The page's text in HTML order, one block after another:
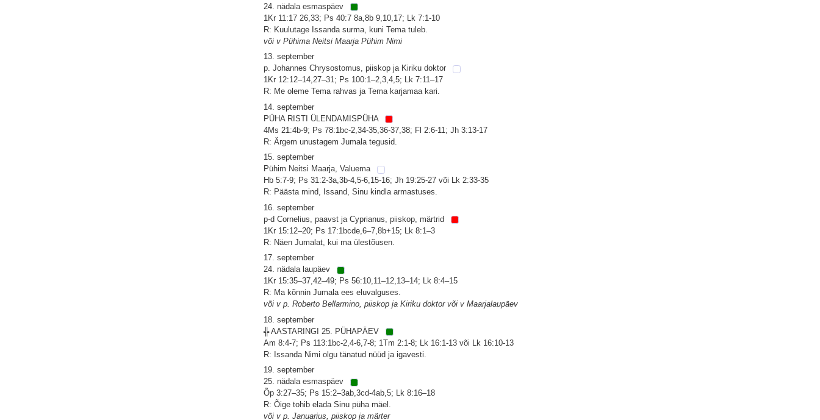
24. nädala esmaspäev
1Kr 11:17 26,33; Ps 40:7 8a,8b 9,10,17; Lk 7:1-10
R: Kuulutage Issanda surma, kuni Tema tuleb.
või v Pühima Neitsi Maarja Pühim Nimi
13. september
p. Johannes Chrysostomus, piiskop ja Kiriku doktor
1Kr 12:12–14,27–31; Ps 100:1–2,3,4,5; Lk 7:11–17
R: Me oleme Tema rahvas ja Tema karjamaa kari.
14. september
PÜHA RISTI ÜLENDAMISPÜHA
4Ms 21:4b-9; Ps 78:1bc-2,34-35,36-37,38; Fl 2:6-11; Jh 3:13-17
R: Ärgem unustagem Jumala tegusid.
15. september
Pühim Neitsi Maarja, Valuema
Hb 5:7-9; Ps 31:2-3a,3b-4,5-6,15-16; Jh 19:25-27 või Lk 2:33-35
R: Päästa mind, Issand, Sinu kindla armastuses.
16. september
p-d Cornelius, paavst ja Cyprianus, piiskop, märtrid
1Kr 15:12–20; Ps 17:1bcde,6–7,8b+15; Lk 8:1–3
R: Näen Jumalat, kui ma ülestõusen.
17. september
24. nädala laupäev
1Kr 15:35–37,42–49; Ps 56:10,11–12,13–14; Lk 8:4–15
R: Ma kõnnin Jumala ees eluvalguses.
või v p. Roberto Bellarmino, piiskop ja Kiriku doktor või v Maarjalaupäev
18. september
╬ AASTARINGI 25. PÜHAPÄEV
Am 8:4-7; Ps 113:1bc-2,4-6,7-8; 1Tm 2:1-8; Lk 16:1-13 või Lk 16:10-13
R: Issanda Nimi olgu tänatud nüüd ja igavesti.
19. september
25. nädala esmaspäev
Õp 3:27–35; Ps 15:2–3ab,3cd-4ab,5; Lk 8:16–18
R: Õige tohib elada Sinu püha mäel.
või v p. Januarius, piiskop ja märter